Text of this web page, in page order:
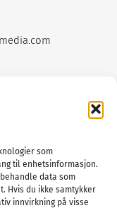
som
til enhetsinformasjon.
data som
Hvis du ikke samtykker
innvirkning på visse
.com
.com